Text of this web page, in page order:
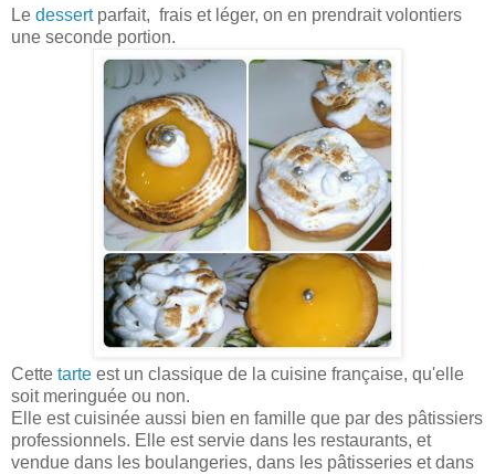
Le dessertparfait, frais et léger, on en prendrait volontiers
une seconde portion.
Cette tarte est un classique de la cuisine française, qu'elle
soit meringuée ou non.
Elle est cuisinée aussi bien en famille que par des pâtissiers
professionnels. Elle est servie dans les restaurants, et
vendue dans les boulangeries, dans les pâtisseries et dans